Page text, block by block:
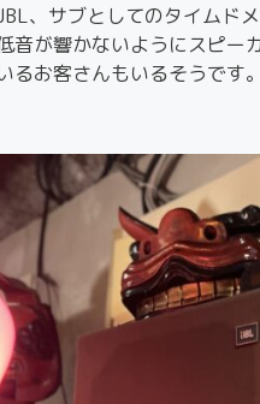
、サブとしてのタイムド
音が響かないようにスピ
るお客さんもいるそうです。